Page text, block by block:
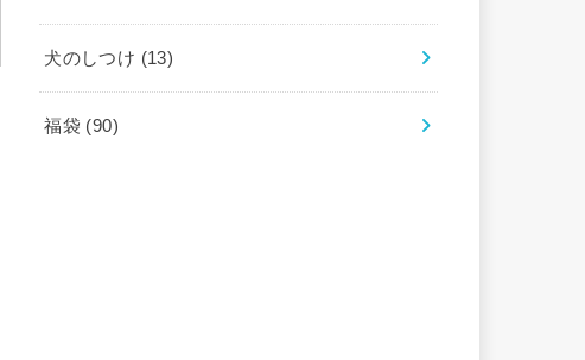
犬のしつけ (13)
福袋 (90)